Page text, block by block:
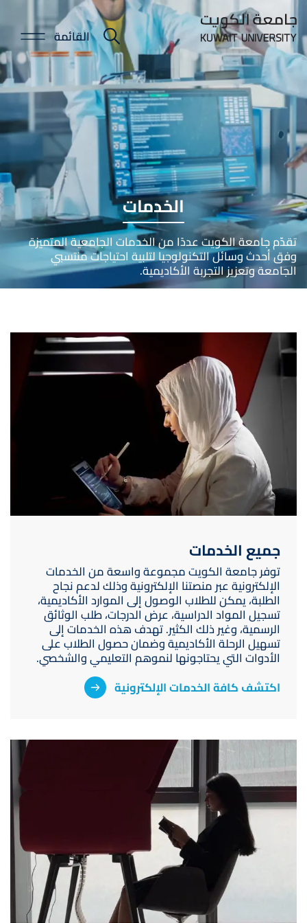
Skip
main
content
E-
Portal
القائمة
الخدمات
تقدّم جامعة الكويت عددًا من الخدمات الجامعية المتميزة
وفق أحدث وسائل التكنولوجيا لتلبية احتياجات منتسبي
الجامعة وتعزيز التجربة الأكاديمية.
صورة
جميع الخدمات
توفر جامعة الكويت مجموعة واسعة من الخدمات
الإلكترونية عبر منصتنا الإلكترونية وذلك لدعم نجاح
الطلبة، يمكن للطلاب الوصول إلى الموارد الأكاديمية،
تسجيل المواد الدراسية، عرض الدرجات، طلب الوثائق
الرسمية، وغير ذلك الكثير. تهدف هذه الخدمات إلى
تسهيل الرحلة الأكاديمية وضمان حصول الطلاب على
الأدوات التي يحتاجونها لنموهم التعليمي والشخصي.
اكتشف كافة الخدمات الإلكترونية
صورة